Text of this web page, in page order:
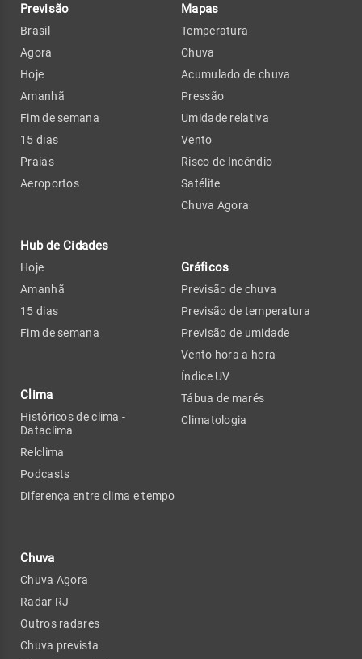
Previsão
Brasil
Agora
Hoje
Amanhã
Fim de semana
15 dias
Praias
Aeroportos
Hub de Cidades
Hoje
Amanhã
15 dias
Fim de semana
Clima
Históricos de clima -
Dataclima
Relclima
Podcasts
Diferença entre clima e tempo
Chuva
Chuva Agora
Radar RJ
Outros radares
Chuva prevista
Mapas
Temperatura
Chuva
Acumulado de chuva
Pressão
Umidade relativa
Vento
Risco de Incêndio
Satélite
Chuva Agora
Gráficos
Previsão de chuva
Previsão de temperatura
Previsão de umidade
Vento hora a hora
Índice UV
Tábua de marés
Climatologia